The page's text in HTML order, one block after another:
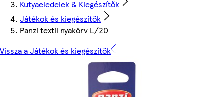
Kutyaeledelek & Kiegészítők
Játékok és kiegészítők
Panzi textil nyakörv L/20
Vissza a Játékok és kiegészítők